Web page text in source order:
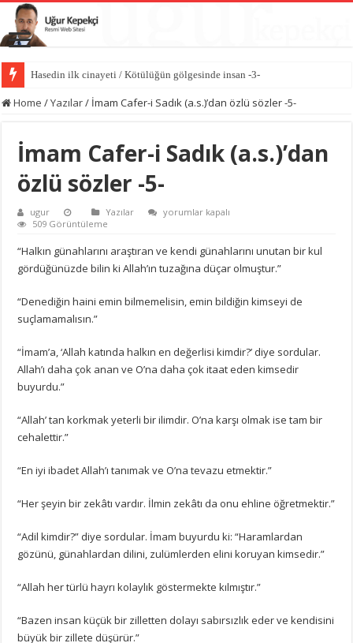
Hasedin ilk cinayeti / Kötülüğün gölgesinde insan -3-
İlk kıvılcım: İblis’in kibri / Kötülüğün gölgesinde insan -2-
Home /Yazılar/ İmam Cafer-i Sadık (a.s.)’dan özlü sözler -5-
İmam Cafer-i Sadık (a.s.)’dan
özlü sözler -5-
ugur Yazılar
İmam
Sadık
(a.s.)’dan
özlü
için
yorumlar kapalı
509 Görüntüleme
“Halkın günahlarını araştıran ve kendi günahlarını unutan bir kul
gördüğünüzde bilin ki Allah’ın tuzağına düçar olmuştur.”
“Denediğin haini emin bilmemelisin, emin bildiğin kimseyi de
suçlamamalısın.”
“İmam’a, ‘Allah katında halkın en değerlisi kimdir?’ diye sordular.
Allah’ı daha çok anan ve O’na daha çok itaat eden kimsedir
buyurdu.”
“Allah’ tan korkmak yeterli bir ilimdir. O’na karşı olmak ise tam bir
cehalettir.”
“En iyi ibadet Allah’ı tanımak ve O’na tevazu etmektir.”
“Her şeyin bir zekâtı vardır. İlmin zekâtı da onu ehline öğretmektir.”
“Adil kimdir?” diye sordular. İmam buyurdu ki: “Haramlardan
gözünü, günahlardan dilini, zulümlerden elini koruyan kimsedir.”
“Allah her türlü hayrı kolaylık göstermekte kılmıştır.”
“Bazen insan küçük bir zilletten dolayı sabırsızlık eder ve kendisini
büyük bir zillete düşürür.”